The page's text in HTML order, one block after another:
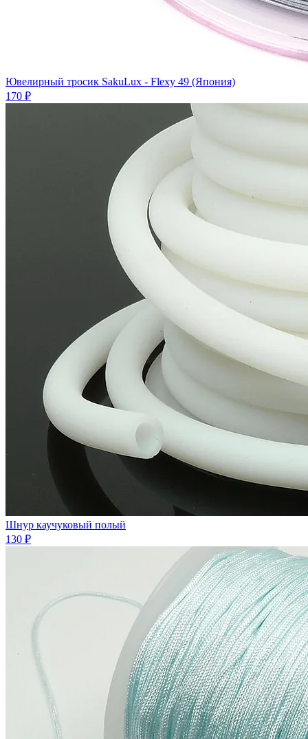
Ювелирный тросик SakuLux - Flexy 49 (Япония)
170 ₽
Шнур каучуковый полый
130 ₽